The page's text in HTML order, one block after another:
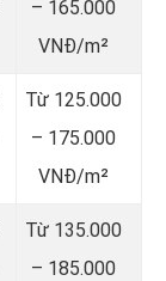
– 165.000
VNĐ/m²
Từ 125.000
– 175.000
VNĐ/m²
Từ 135.000
– 185.000